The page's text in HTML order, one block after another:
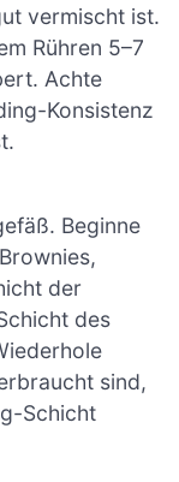
vermischt ist.
Rühren 5–7
Achte
Konsistenz
Beginne
der
des
sind,
Schicht